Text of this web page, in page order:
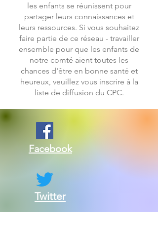
les enfants se réunissent pour
partager leurs connaissances et
leurs ressources. Si vous souhaitez
faire partie de ce réseau - travailler
ensemble pour que les enfants de
notre comté aient toutes les
chances d'être en bonne santé et
heureux, veuillez vous inscrire à la
liste de diffusion du CPC.
Facebook
Twitter